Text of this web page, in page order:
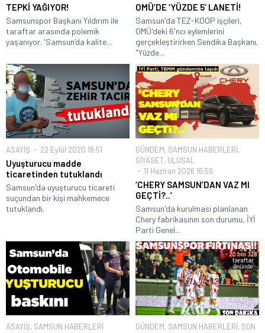
TEPKİ YAĞIYOR!
Samsunspor Başkanı Yıldırım ile
taraftar arasında polemik
yaşanıyor. 'Samsun’da kalite...
OMÜ’DE ‘YÜZDE 5’ LANETİ!
Samsun'da TEZ-KOOP işçileri,
OMÜ'deki 6'ncı eylemlerini
gerçekleştirirken Sendika Başkanı,
"Yüzde...
ASAYİŞ 22 Eylül 2020 18:51
Uyuşturucu madde
ticaretinden tutuklandı
Samsun'da uyuşturucu ticareti
suçundan bir kişi mahkemece
tutuklandı.
GÜNDEM, SAMSUN HABERLERİ,
SİYASET, ULUSAL
11 Haziran 2026 16:59
‘CHERY SAMSUN’DAN VAZ MI
GEÇTİ?..’
Samsun'da kurulması planlanan
Chery fabrikasının son durumu, İYİ
Parti Genel...
ASAYİŞ, SAMSUN HABERLERİ
GÜNDEM, SAMSUN HABERLERİ, SON